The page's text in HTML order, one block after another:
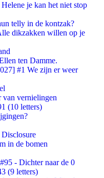
je kan het niet stop
telly in de kontzak?
dikzakken willen op je
ten Damme.
#1 We zijn er weer
van vernielingen
(10 letters)
in de bomen
- Dichter naar de 0
(9 letters)